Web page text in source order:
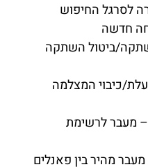
לסרגל החיפוש
חדשה
ביטול השתקה
כיבוי המצלמה
– מעבר לרשימת
מהיר בין פאנלים